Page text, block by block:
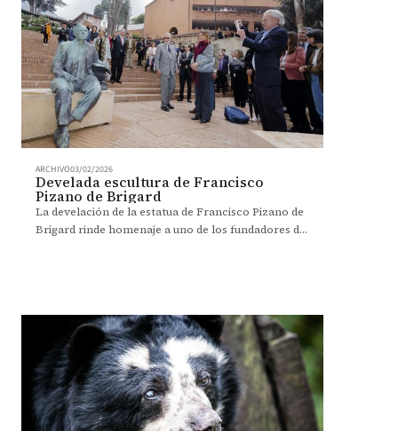
ARCHIVO03/02/2026
Develada escultura de Francisco
Pizano de Brigard
La develación de la estatua de Francisco Pizano de
Brigard rinde homenaje a uno de los fundadores de